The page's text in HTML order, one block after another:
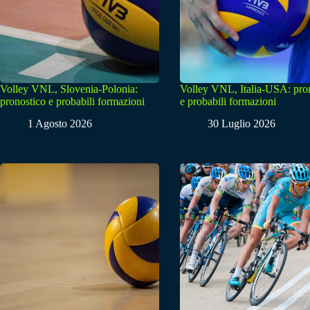
Volley VNL, Slovenia-Polonia:
pronostico e probabili formazioni
1 Agosto 2026
Volley VNL, Italia-USA:
e probabili formazioni
30 Luglio 2026